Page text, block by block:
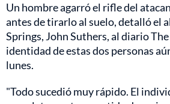
Un hombre agarró el rifle del
antes de tirarlo al suelo, detalló el
Springs, John Suthers, al diario
identidad de estas dos personas
lunes.
"Todo sucedió muy rápido. El